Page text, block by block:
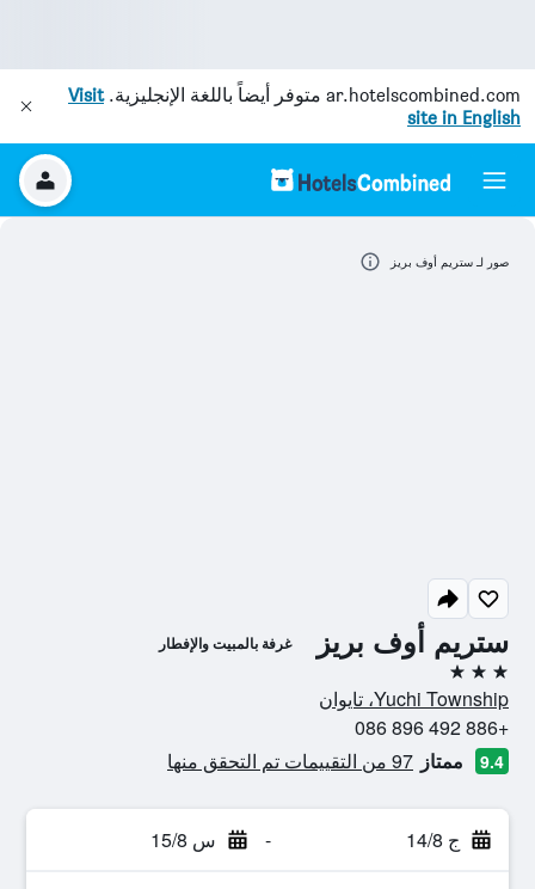
ar.hotelscombined.com متوفر أيضاً باللغة الإنجليزية.Visit
site in English
ستريم أوف بريز غرفة بالمبيت والإفطار
3 نجوم
Yuchi Township، تايوان
+886 492 896 086
9.4 ممتاز 97 من التقييمات تم التحقق منها
ج 14/8 - س 15/8
صور لـ ستريم أوف بريز